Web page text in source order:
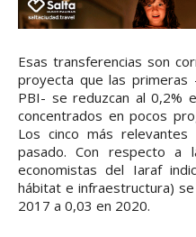
Esas transferencias son
proyecta que las primeras
PBI- se reduzcan al 0,2%
concentrados en pocos
Los cinco más
pasado. Con respecto a
economistas del Iaraf
hábitat e infraestructura)
2017 a 0,03 en 2020.